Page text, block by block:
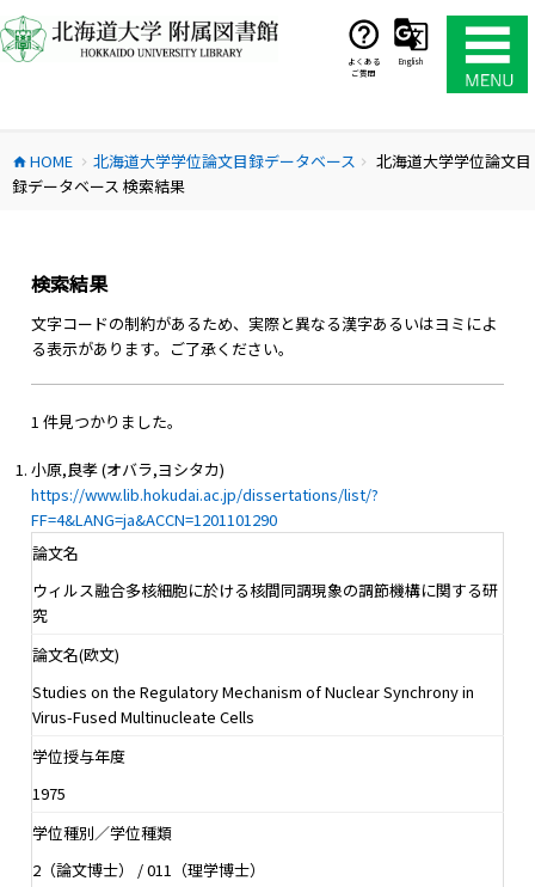
ン
テ
ス
キ
よくある
ご質問
English
home HOME chevron_right 北海道大学学位論文目録データベース chevron_right
北海道大学学位論文目
録データベース 検索結果
検索結果
文字コードの制約があるため、実際と異なる漢字あるいはヨミによ
る表示があります。ご了承ください。
1 件見つかりました。
小原,良孝 (オバラ,ヨシタカ)
https://www.lib.hokudai.ac.jp/dissertations/list/?
FF=4&LANG=ja&ACCN=1201101290
論文名
ウィルス融合多核細胞に於ける核間同調現象の調節機構に関する研
究
論文名(欧文)
Studies on the Regulatory Mechanism of Nuclear Synchrony in
Virus-Fused Multinucleate Cells
学位授与年度
1975
学位種別／学位種類
2（論文博士） / 011（理学博士）